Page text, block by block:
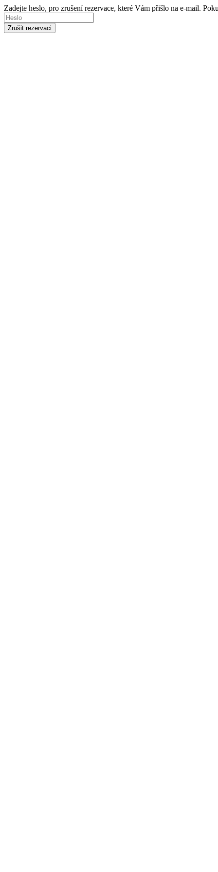
Zadejte heslo, pro zrušení rezervace, které Vám přišlo na e-mail.
Zrušit rezervaci